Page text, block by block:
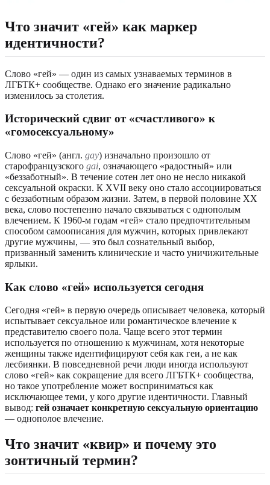
Что значит «гей» как маркер
идентичности?
Слово «гей» — один из самых узнаваемых терминов в
ЛГБТК+ сообществе. Однако его значение радикально
изменилось за столетия.
Исторический сдвиг от «счастливого» к
«гомосексуальному»
Слово «гей» (англ. gay) изначально произошло от
старофранцузского gai, означающего «радостный» или
«беззаботный». В течение сотен лет оно не несло никакой
сексуальной окраски. К XVII веку оно стало ассоциироваться
с беззаботным образом жизни. Затем, в первой половине XX
века, слово постепенно начало связываться с однополым
влечением. К 1960-м годам «гей» стало предпочтительным
способом самоописания для мужчин, которых привлекают
другие мужчины, — это был сознательный выбор,
призванный заменить клинические и часто уничижительные
ярлыки.
Как слово «гей» используется сегодня
Сегодня «гей» в первую очередь описывает человека, который
испытывает сексуальное или романтическое влечение к
представителю своего пола. Чаще всего этот термин
используется по отношению к мужчинам, хотя некоторые
женщины также идентифицируют себя как геи, а не как
лесбиянки. В повседневной речи люди иногда используют
слово «гей» как сокращение для всего ЛГБТК+ сообщества,
но такое употребление может восприниматься как
исключающее теми, у кого другие идентичности. Главный
вывод: гей означает конкретную сексуальную ориентацию
— однополое влечение.
Что значит «квир» и почему это
зонтичный термин?